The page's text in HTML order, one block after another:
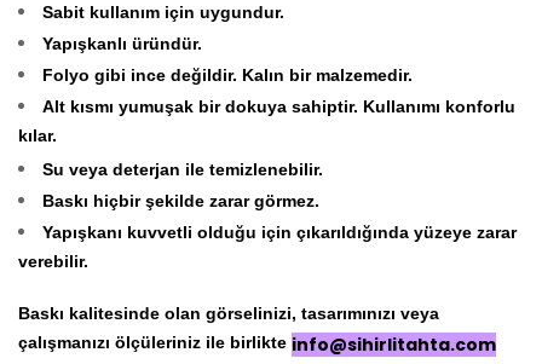
Sabit kullanım için uygundur.
Yapışkanlı üründür.
Folyo gibi ince değildir. Kalın bir malzemedir.
Alt kısmı yumuşak bir dokuya sahiptir. Kullanımı konforlu
kılar.
Su veya deterjan ile temizlenebilir.
Baskı hiçbir şekilde zarar görmez.
Yapışkanı kuvvetli olduğu için çıkarıldığında yüzeye zarar
verebilir.
Baskı kalitesinde olan görselinizi, tasarımınızı veya
çalışmanızı ölçüleriniz ile birlikte info@sihirlitahta.com